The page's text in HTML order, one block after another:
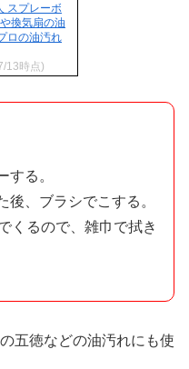
スプレーボ
換気扇の油
ロの油汚れ
13時点)
する。
、ブラシでこする。
くるので、雑巾で拭き
五徳などの油汚れにも使